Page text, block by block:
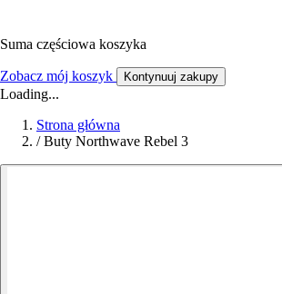
Suma częściowa koszyka
Zobacz mój koszyk Kontynuuj zakupy
Loading...
Strona główna
/ Buty Northwave Rebel 3